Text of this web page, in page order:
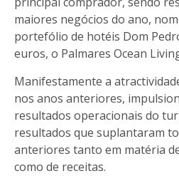
maiores negócios do ano,
portefólio de hotéis Dom
euros, o Palmares Ocean
Manifestamente a
nos anos anteriores,
resultados operacionais do
resultados que suplantaram
anteriores tanto em matéria
como de receitas.